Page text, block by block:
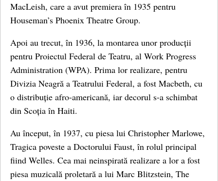
MacLeish, care a avut premiera în 1935 pentru
Houseman’s Phoenix Theatre Group.
Apoi au trecut, în 1936, la montarea unor producții
pentru Proiectul Federal de Teatru, al Work Progress
Administration (WPA). Prima lor realizare, pentru
Divizia Neagră a Teatrului Federal, a fost Macbeth, cu
o distribuție afro-americană, iar decorul s-a schimbat
din Scoția în Haiti.
Au început, în 1937, cu piesa lui Christopher Marlowe,
Tragica poveste a Doctorului Faust, în rolul principal
fiind Welles. Cea mai neinspirată realizare a lor a fost
piesa muzicală proletară a lui Marc Blitzstein, The